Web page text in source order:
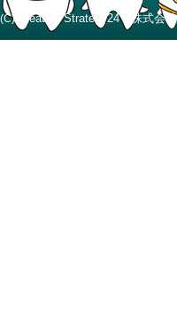
(C) Creative Strategy24 株式会